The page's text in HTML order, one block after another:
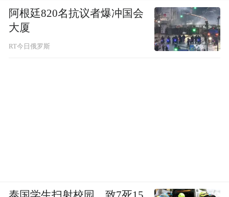
阿根廷820名抗议者爆冲国会
大厦
RT今日俄罗斯